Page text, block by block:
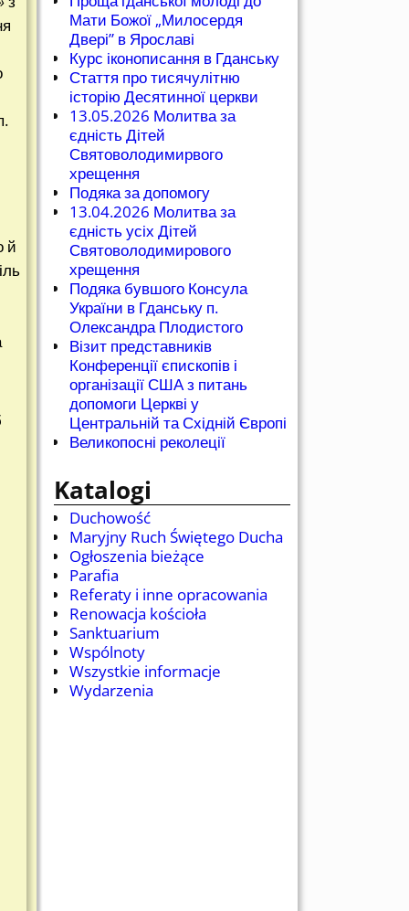
й
Мати Божої „Милосердя
Двері” в Ярославі
Курс іконописання в Гданську
Стаття про тисячулітню
історію Десятинної церкви
13.05.2026 Молитва за
єдність Дітей
Святоволодимирвого
хрещення
Подяка за допомогу
13.04.2026 Молитва за
єдність усіх Дітей
Святоволодимирового
хрещення
Подяка бувшого Консула
України в Гданську п.
Олександра Плодистого
Візит представників
Конференції єпископів і
організації США з питань
допомоги Церкві у
Центральній та Східній Європі
Великопосні реколеції
Katalogi
Duchowość
Maryjny Ruch Świętego Ducha
Ogłoszenia bieżące
Parafia
Referaty i inne opracowania
Renowacja kościoła
Sanktuarium
Wspólnoty
Wszystkie informacje
Wydarzenia